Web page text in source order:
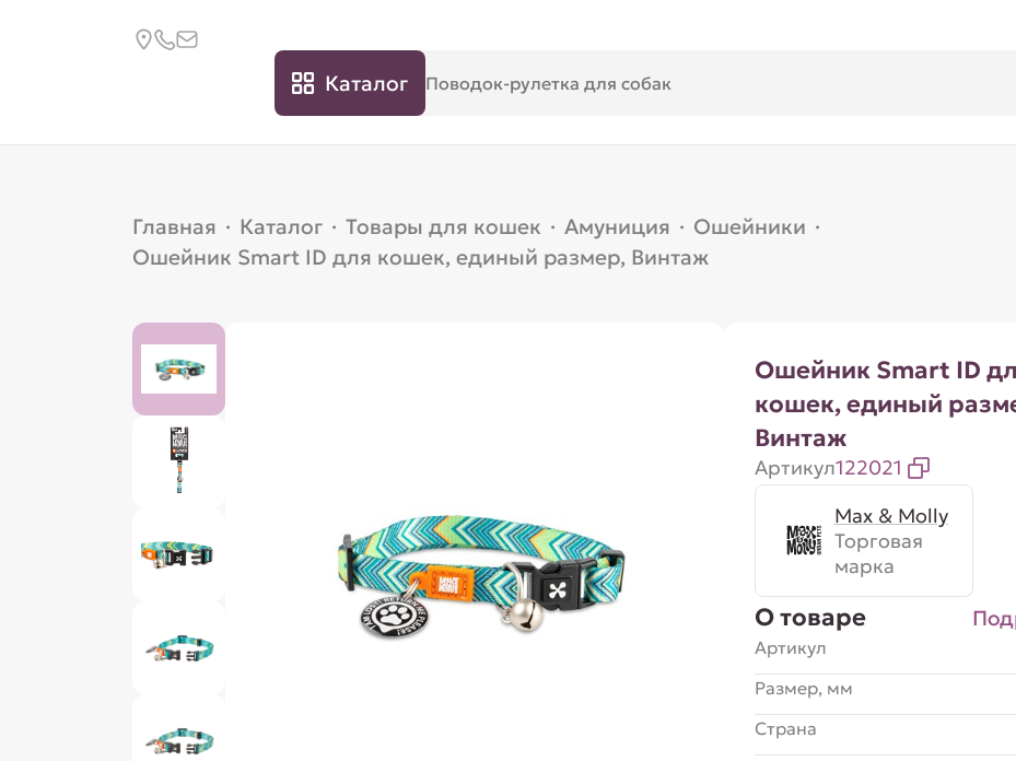
Каталог
Главная · Каталог · Товары для кошек · Амуниция · Ошейники ·
Ошейник Smart ID для кошек, единый размер, Винтаж
Ошейник Smart ID
кошек, единый
Винтаж
Артикул122021
Max & Molly
Торговая
марка
О товаре
Артикул
Размер, мм
Страна